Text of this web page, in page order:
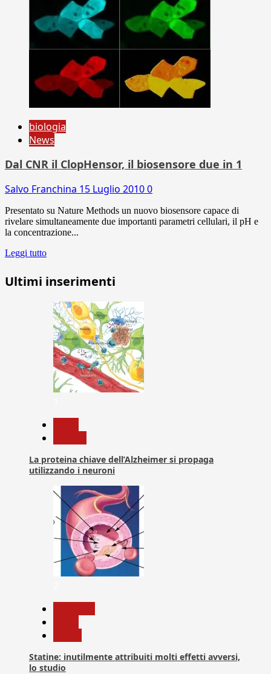
biologia
News
Dal CNR il ClopHensor, il biosensore due in 1
Salvo Franchina 15 Luglio 20100
Presentato su Nature Methods un nuovo biosensore capace di
rivelare simultaneamente due importanti parametri cellulari, il pH e
la concentrazione...
Leggi tutto
Ultimi inserimenti
La proteina chiave dell’Alzheimer si propaga
utilizzando i neuroni
Statine: inutilmente attribuiti molti effetti avversi,
lo studio